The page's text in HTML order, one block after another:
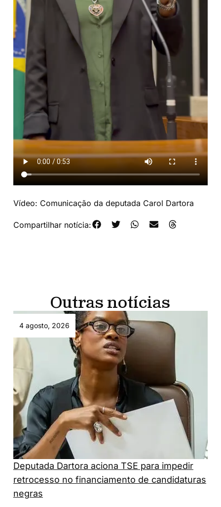
Vídeo: Comunicação da deputada Carol Dartora
Compartilhar notícia:
Outras notícias
4 agosto, 2026
Deputada Dartora aciona TSE para impedir
retrocesso no financiamento de candidaturas
negras